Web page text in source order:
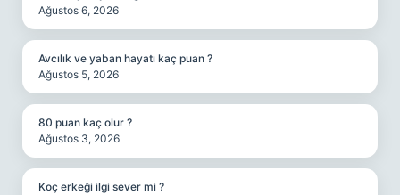
Ağustos 6, 2026
Avcılık ve yaban hayatı kaç puan ?
Ağustos 5, 2026
80 puan kaç olur ?
Ağustos 3, 2026
Koç erkeği ilgi sever mi ?